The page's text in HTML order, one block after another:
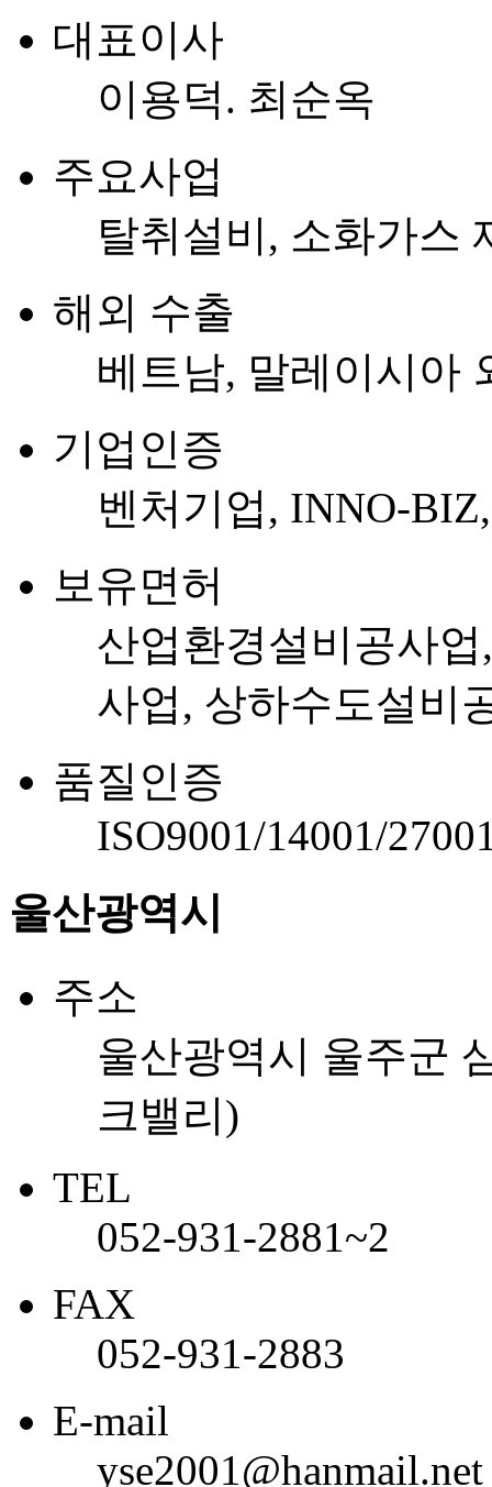
대표이사
이용덕. 최순옥
주요사업
탈취설비, 소화가스
해외 수출
베트남, 말레이시아
기업인증
벤처기업, INNO-
보유면허
산업환경설비공사
사업, 상하수도설비
품질인증
ISO9001/14001/
울산광역시
주소
울산광역시 울주군
크밸리)
TEL
052-931-2881~2
FAX
052-931-2883
E-mail
yse2001@hanmail.net